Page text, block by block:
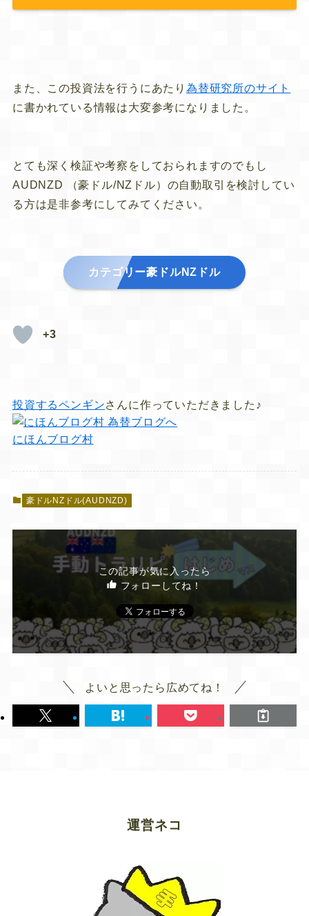
また、この投資法を行うにあたり為替研究所のサイト
に書かれている情報は大変参考になりました。
とても深く検証や考察をしておられますのでもし
AUDNZD （豪ドル/NZドル）の自動取引を検討してい
る方は是非参考にしてみてください。
カテゴリー豪ドルNZドル
+3
投資するペンギンさんに作っていただきました♪
にほんブログ村
豪ドルNZドル(AUDNZD)
この記事が気に入ったら
フォローしてね！
よいと思ったら広めてね！
運営ネコ